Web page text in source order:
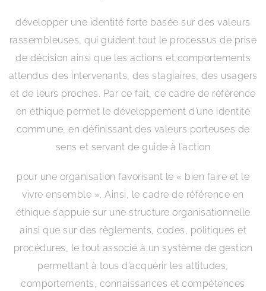
développer une identité forte basée sur des valeurs
rassembleuses, qui guident tout le processus de prise
de décision ainsi que les actions et comportements
attendus des intervenants, des stagiaires, des usagers
et de leurs proches. Par ce fait, ce cadre de référence
en éthique permet le développement d’une identité
commune, en définissant des valeurs porteuses de
sens et servant de guide à l’action
pour une organisation favorisant le « bien faire et le
vivre ensemble ». Ainsi, le cadre de référence en
éthique s’appuie sur une structure organisationnelle
ainsi que sur des règlements, codes, politiques et
procédures, le tout associé à un système de gestion
permettant à tous d’acquérir les attitudes,
comportements, connaissances et compétences